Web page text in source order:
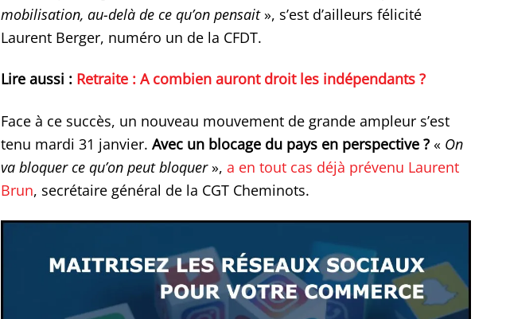
mobilisation, au-delà de ce qu’on pensait», s’est d’ailleurs félicité
Laurent Berger, numéro un de la CFDT.
Lire aussi : Retraite : A combien auront droit les indépendants ?
Face à ce succès, un nouveau mouvement de grande ampleur s’est
tenu mardi 31 janvier. Avec un blocage du pays en perspective ?« On
va bloquer ce qu’on peut bloquer», a en tout cas déjà prévenu Laurent
Brun, secrétaire général de la CGT Cheminots.